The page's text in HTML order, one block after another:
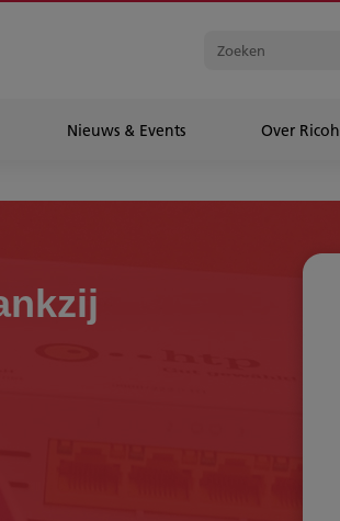
Nieuws & Events Over Ricoh